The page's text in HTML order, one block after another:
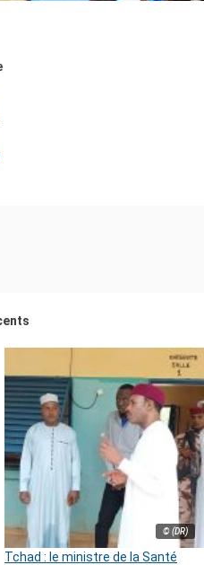
© (DR)
Tchad : le ministre de la Santé